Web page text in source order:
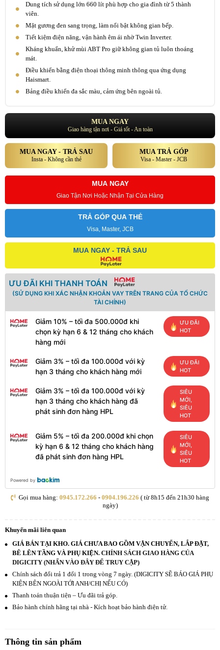
Dung tích sử dụng lớn 660 lít phù hợp cho gia đình từ 5 thành
viên.
Mặt gương đen sang trọng, làm nổi bật không gian bếp.
Tiết kiệm điện năng, vận hành êm ái nhờ Twin Inverter.
Kháng khuẩn, khử mùi ABT Pro giữ không gian tủ luôn thoáng
mát.
Điều khiển bằng điện thoại thông minh thông qua ứng dụng
Haismart.
Bảng điều khiển đa sắc màu, cảm ứng bên ngoài tủ.
MUA NGAY
Giao hàng tận nơi - Giá tốt - An toàn
MUA NGAY - TRẢ SAU
Insta - Không cần thẻ
MUA TRẢ GÓP
Visa - Master - JCB
MUA NGAY
Giao Tận Nơi Hoặc Nhận Tại Cửa Hàng
TRẢ GÓP QUA THẺ
Visa, Master, JCB
MUA NGAY - TRẢ SAU
ƯU ĐÃI KHI THANH TOÁN
(SỬ DỤNG KHI XÁC NHẬN KHOẢN VAY TRÊN TRANG CỦA TỔ CHỨC
TÀI CHÍNH)
Giảm 10% – tối đa 500.000đ khi
chọn kỳ hạn 6 & 12 tháng cho khách
hàng mới
ƯU ĐÃI
HOT
Giảm 3% – tối đa 100.000đ với kỳ
hạn 3 tháng cho khách hàng mới
ƯU ĐÃI
HOT
Giảm 3% – tối đa 100.000đ với kỳ
hạn 3 tháng cho khách hàng đã
phát sinh đơn hàng HPL
SIÊU
MỚI,
SIÊU
HOT
Giảm 5% – tối đa 200.000đ khi chọn
kỳ hạn 6 & 12 tháng cho khách hàng
đã phát sinh đơn hàng HPL
SIÊU
MỚI,
SIÊU
HOT
Powered by
Gọi mua hàng: 0945.172.266 - 0904.196.226 ( từ 8h15 đến 21h30 hàng
ngày)
Khuyến mãi liên quan
GIÁ BÁN TẠI KHO. GIÁ CHƯA BAO GỒM VẬN CHUYỂN, LẮP ĐẶT,
BÊ LÊN TẦNG VÀ PHỤ KIỆN. CHÍNH SÁCH GIAO HÀNG CỦA
DIGICITY (NHẤN VÀO ĐÂY ĐỂ TRUY CẬP)
Chính sách đổi trả 1 đổi 1 trong vòng 7 ngày. (DIGICITY SẼ BÁO GIÁ PHỤ
KIỆN BÊN NGOÀI TỚI ANH/CHỊ NẾU CÓ)
Thanh toán thuận tiện – Ưu đãi trả góp.
Bảo hành chính hãng tại nhà - Kích hoạt bảo hành điện tử.
Thông tin sản phẩm